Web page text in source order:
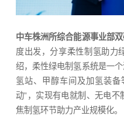
中车株洲所综合能源事业部
度出发，分享柔性制氢助力
绍，柔性绿电制氢系统是一
氢站、甲醇车间及加氢装备
动”，实现有电就制、无电
焦制氢环节助力产业规模化。